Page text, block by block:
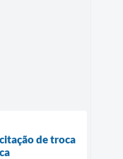
de troca